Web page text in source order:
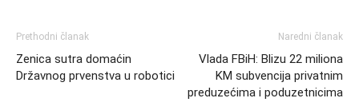
Prethodni članak
Zenica sutra domaćin
Državnog prvenstva u robotici
Naredni članak
Vlada FBiH: Blizu 22 miliona
KM subvencija privatnim
preduzećima i poduzetnicima